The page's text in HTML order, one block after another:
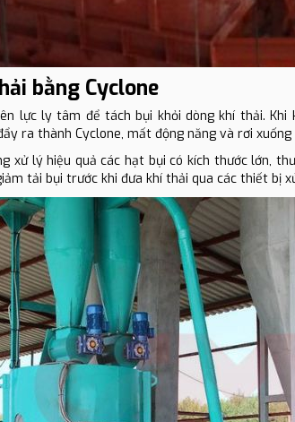
bằng Cyclone
lực ly tâm để tách bụi khỏi dòng khí thải.
ra thành Cyclone, mất động năng và rơi
xử lý hiệu quả các hạt bụi có kích thước lớn,
tải bụi trước khi đưa khí thải qua các thiết bị